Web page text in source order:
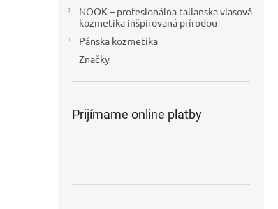
NOOK – profesionálna talianska vlasová
kozmetika inšpirovaná prírodou
Pánska kozmetika
Značky
Prijímame online platby